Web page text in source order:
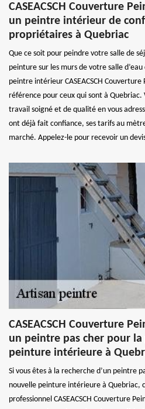
CASEACSCH Couverture
un peintre intérieur de
propriétaires à Quebriac
Que ce soit pour peindre votre salle de
peinture sur les murs de votre salle
peintre intérieur CASEACSCH
référence pour ceux qui sont à Quebriac.
travail soigné et de qualité en vous
ont déjà fait confiance, ses tarifs au
marché. Appelez-le pour recevoir un
CASEACSCH Couverture
un peintre pas cher pour
peinture intérieure à
Si vous êtes à la recherche d’un peintre
nouvelle peinture intérieure à Quebriac,
professionnel CASEACSCH Couverture